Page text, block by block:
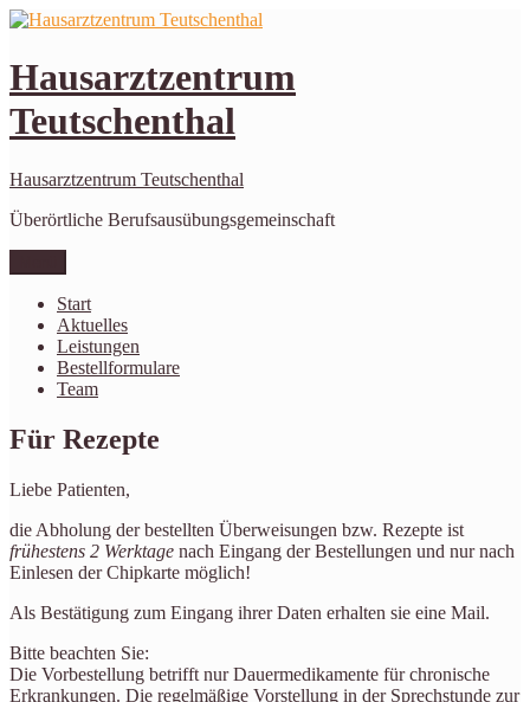
Zum
springen
Hausarztzentrum
Teutschenthal
Hausarztzentrum Teutschenthal
Überörtliche Berufsausübungsgemeinschaft
Start
Aktuelles
Leistungen
Bestellformulare
Team
Für Rezepte
Liebe Patienten,
die Abholung der bestellten Überweisungen bzw. Rezepte ist
frühestens 2 Werktage nach Eingang der Bestellungen und nur nach
Einlesen der Chipkarte möglich!
Als Bestätigung zum Eingang ihrer Daten erhalten sie eine Mail.
Bitte beachten Sie:
Die Vorbestellung betrifft nur Dauermedikamente für chronische
Erkrankungen. Die regelmäßige Vorstellung in der Sprechstunde zur